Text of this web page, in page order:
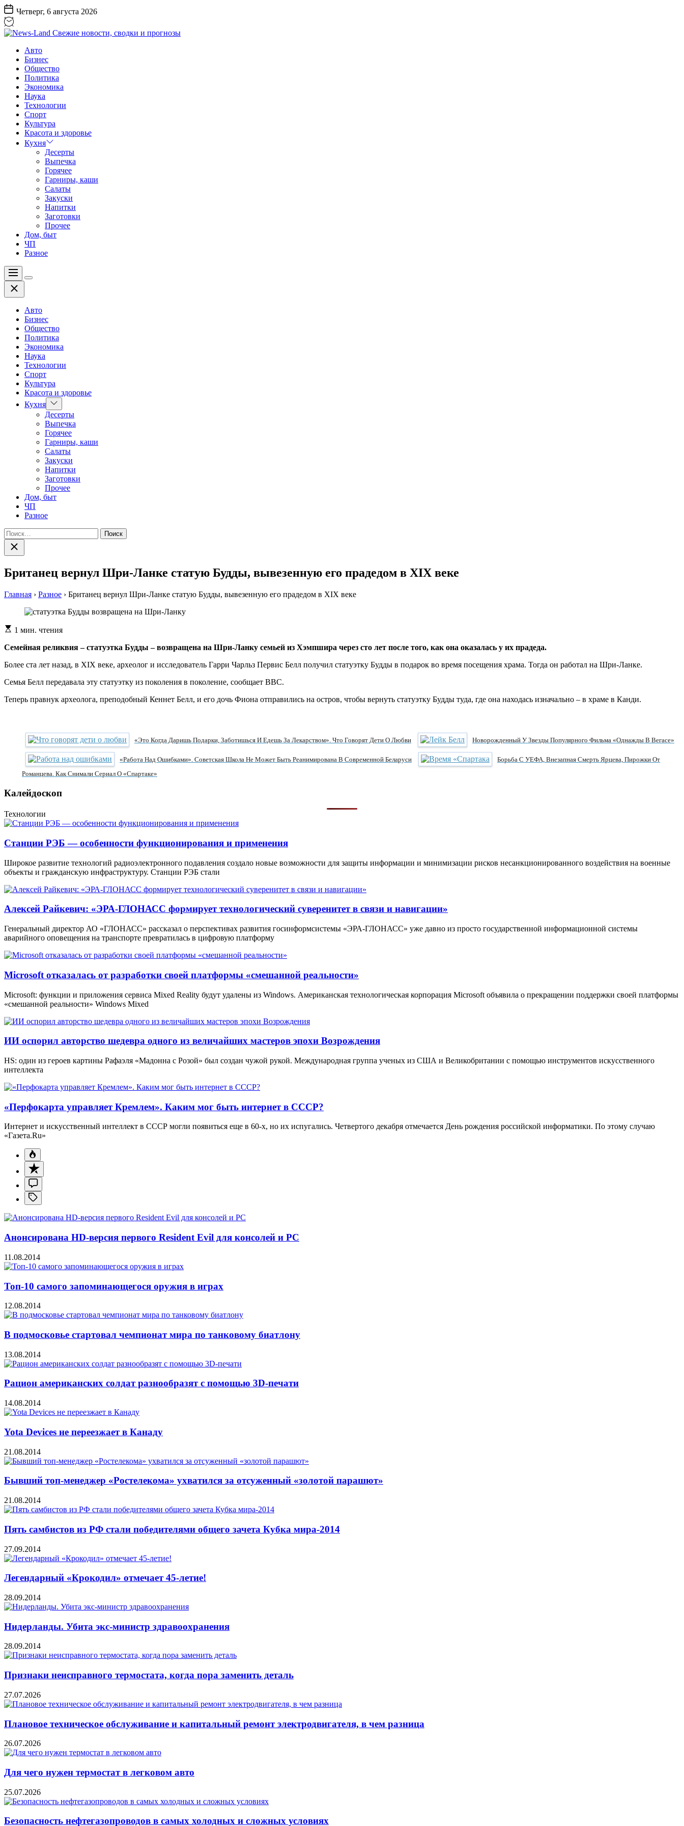
Перейти
к
содержанию
Четверг, 6 августа 2026
Land
Свежие
новости,
сводки
прогнозы
Авто
Бизнес
Общество
Политика
Экономика
Наука
Технологии
Спорт
Культура
Красота и здоровье
Кухня
Десерты
Выпечка
Горячее
Гарниры, каши
Салаты
Закуски
Напитки
Заготовки
Прочее
Дом, быт
ЧП
Разное
Меню
Цвет
Закрыть
Авто
Бизнес
Общество
Политика
Экономика
Наука
Технологии
Спорт
Культура
Красота и здоровье
Кухня Показать
подменю
Десерты
Выпечка
Горячее
Гарниры, каши
Салаты
Закуски
Напитки
Заготовки
Прочее
Дом, быт
ЧП
Разное
Найти:
Закрыть
поиск
Британец вернул Шри-Ланке статую Будды, вывезенную его прадедом в XIX веке
Главная › Разное › Британец вернул Шри-Ланке статую Будды, вывезенную его прадедом в XIX веке
Расчетное
чтения
1 мин. чтения
Семейная реликвия – статуэтка Будды – возвращена на Шри-Ланку семьей из Хэмпшира через сто лет после того, как она оказалась у их прадеда.
Более ста лет назад, в XIX веке, археолог и исследователь Гарри Чарльз Первис Белл получил статуэтку Будды в подарок во время посещения храма. Тогда он работал на Шри-Ланке.
Семья Белл передавала эту статуэтку из поколения в поколение, сообщает BBC.
Теперь правнук археолога, преподобный Кеннет Белл, и его дочь Фиона отправились на остров, чтобы вернуть статуэтку Будды туда, где она находась изначально – в храме в Канди.
«Это Когда Даришь Подарки, Заботишься И Едешь За Лекарством». Что Говорят Дети О Любви Новорожденный У Звезды Популярного Фильма «Однажды В Вегасе»
«Работа Над Ошибками». Советская Школа Не Может Быть Реанимирована В Современной Беларуси
Борьба С УЕФА, Внезапная Смерть Ярцева, Пирожки От
Романцева. Как Снимали Сериал О «Спартаке»
Калейдоскоп
Технологии
Станции РЭБ — особенности функционирования и применения
Широкое развитие технологий радиоэлектронного подавления создало новые возможности для защиты информации и минимизации рисков несанкционированного воздействия на военные
объекты и гражданскую инфраструктуру. Станции РЭБ стали
Алексей Райкевич: «ЭРА-ГЛОНАСС формирует технологический суверенитет в связи и навигации»
Генеральный директор АО «ГЛОНАСС» рассказал о перспективах развития госинформсистемы «ЭРА-ГЛОНАСС» уже давно из просто государственной информационной системы
аварийного оповещения на транспорте превратилась в цифровую платформу
Microsoft отказалась от разработки своей платформы «смешанной реальности»
Microsoft: функции и приложения сервиса Mixed Reality будут удалены из Windows. Американская технологическая корпорация Microsoft объявила о прекращении поддержки своей платформы
«смешанной реальности» Windows Mixed
ИИ оспорил авторство шедевра одного из величайших мастеров эпохи Возрождения
HS: один из героев картины Рафаэля «Мадонна с Розой» был создан чужой рукой. Международная группа ученых из США и Великобритании с помощью инструментов искусственного
интеллекта
«Перфокарта управляет Кремлем». Каким мог быть интернет в СССР?
Интернет и искусственный интеллект в СССР могли появиться еще в 60-х, но их испугались. Четвертого декабря отмечается День рождения российской информатики. По этому случаю
«Газета.Ru»
Анонсирована HD-версия первого Resident Evil для консолей и PC
11.08.2014
Топ-10 самого запоминающегося оружия в играх
12.08.2014
В подмосковье стартовал чемпионат мира по танковому биатлону
13.08.2014
Рацион американских солдат разнообразят с помощью 3D-печати
14.08.2014
Yota Devices не переезжает в Канаду
21.08.2014
Бывший топ-менеджер «Ростелекома» ухватился за отсуженный «золотой парашют»
21.08.2014
Пять самбистов из РФ стали победителями общего зачета Кубка мира-2014
27.09.2014
Легендарный «Крокодил» отмечает 45-летие!
28.09.2014
Нидерланды. Убита экс-министр здравоохранения
28.09.2014
Признаки неисправного термостата, когда пора заменить деталь
27.07.2026
Плановое техническое обслуживание и капитальный ремонт электродвигателя, в чем разница
26.07.2026
Для чего нужен термостат в легковом авто
25.07.2026
Безопасность нефтегазопроводов в самых холодных и сложных условиях